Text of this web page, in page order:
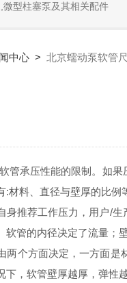
微型柱塞泵及其相关配件
中心 > 北京蠕动泵软管
管承压性能的限制。如
材料、直径与壁厚的比例
荐工作压力，用户/生
软管的内径决定了流量；
方面决定，一方面是材
下，软管壁厚越厚，弹性